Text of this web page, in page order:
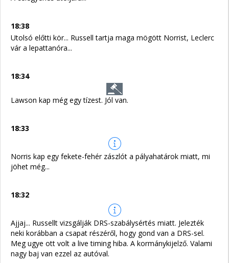
18:38
Utolsó előtti kör... Russell tartja maga mögött Norrist, Leclerc
vár a lepattanóra...
18:34
Lawson kap még egy tízest. Jól van.
18:33
Norris kap egy fekete-fehér zászlót a pályahatárok miatt, mi
jöhet még...
18:32
Ajjaj... Russellt vizsgálják DRS-szabálysértés miatt. Jelezték
neki korábban a csapat részéről, hogy gond van a DRS-sel.
Meg ugye ott volt a live timing hiba. A kormánykijelző. Valami
nagy baj van ezzel az autóval.